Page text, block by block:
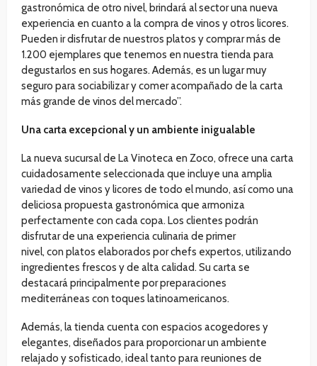
gastronómica de otro nivel, brindará al sector una nueva
experiencia en cuanto a la compra de vinos y otros licores.
Pueden ir disfrutar de nuestros platos y comprar más de
1.200 ejemplares que tenemos en nuestra tienda para
degustarlos en sus hogares. Además, es un lugar muy
seguro para sociabilizar y comer acompañado de la carta
más grande de vinos del mercado”.
Una carta excepcional y un ambiente inigualable
La nueva sucursal de La Vinoteca en Zoco, ofrece una carta
cuidadosamente seleccionada que incluye una amplia
variedad de vinos y licores de todo el mundo, así como una
deliciosa propuesta gastronómica que armoniza
perfectamente con cada copa. Los clientes podrán
disfrutar de una experiencia culinaria de primer
nivel, con platos elaborados por chefs expertos, utilizando
ingredientes frescos y de alta calidad. Su carta se
destacará principalmente por preparaciones
mediterráneas con toques latinoamericanos.
Además, la tienda cuenta con espacios acogedores y
elegantes, diseñados para proporcionar un ambiente
relajado y sofisticado, ideal tanto para reuniones de